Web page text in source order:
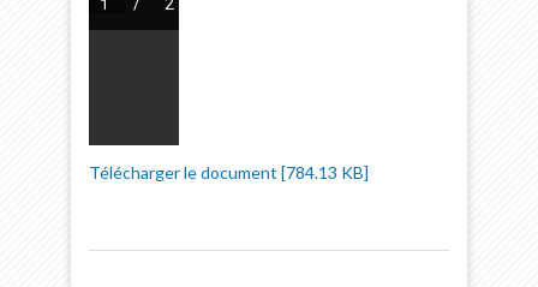
Télécharger le document [784.13 KB]